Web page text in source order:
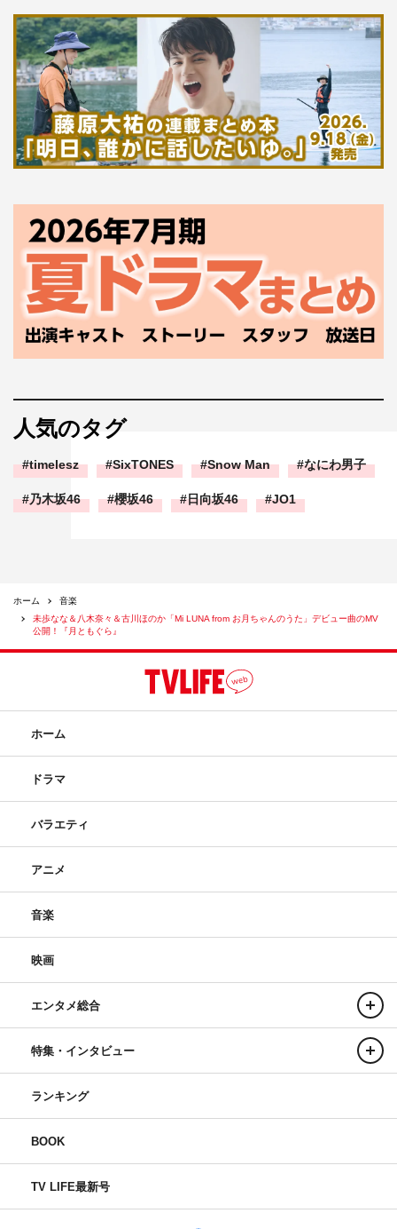
人気のタグ
timelesz SixTONES Snow Man なにわ男子
乃木坂46 櫻坂46 日向坂46 JO1
ホーム
音楽
未歩なな＆八木奈々＆古川ほのか「Mi LUNA from お月ちゃんのうた」デビュー曲のMV
公開！『月ともぐら』
ホーム
ドラマ
バラエティ
アニメ
音楽
映画
エンタメ総合
特集・インタビュー
ランキング
BOOK
TV LIFE最新号